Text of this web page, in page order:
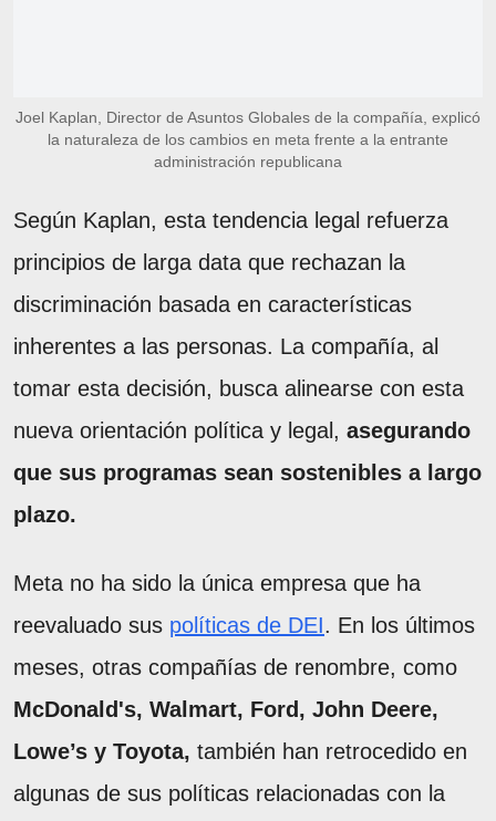
Joel Kaplan, Director de Asuntos Globales de la compañía, explicó
la naturaleza de los cambios en meta frente a la entrante
administración republicana
Según Kaplan, esta tendencia legal refuerza
principios de larga data que rechazan la
discriminación basada en características
inherentes a las personas. La compañía, al
tomar esta decisión, busca alinearse con esta
nueva orientación política y legal, asegurando
que sus programas sean sostenibles a largo
plazo.
Meta no ha sido la única empresa que ha
reevaluado sus políticas de DEI. En los últimos
meses, otras compañías de renombre, como
McDonald's, Walmart, Ford, John Deere,
Lowe’s y Toyota, también han retrocedido en
algunas de sus políticas relacionadas con la